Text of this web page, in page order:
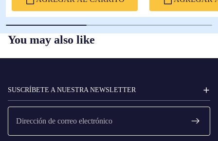
You may also like
SUSCRÍBETE A NUESTRA NEWSLETTER
Correo
electrónico